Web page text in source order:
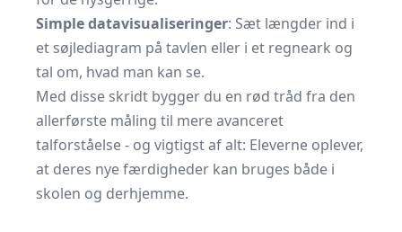
Simple datavisualiseringer: Sæt længder ind i
et søjlediagram på tavlen eller i et regneark og
tal om, hvad man kan se.
Med disse skridt bygger du en rød tråd fra den
allerførste måling til mere avanceret
talforståelse - og vigtigst af alt: Eleverne oplever,
at deres nye færdigheder kan bruges både i
skolen og derhjemme.